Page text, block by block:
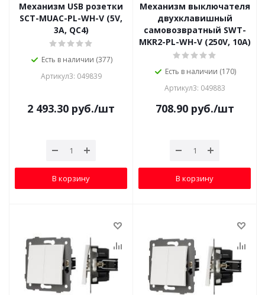
Механизм USB розетки
SCT-MUAC-PL-WH-V (5V,
3A, QC4)
Есть в наличии (377)
Артикул3: 049839
2 493.30 руб./шт
В корзину
Механизм выключателя
двухклавишный
самовозвратный SWT-
MKR2-PL-WH-V (250V, 10A)
Есть в наличии (170)
Артикул3: 049883
708.90руб./шт
В корзину